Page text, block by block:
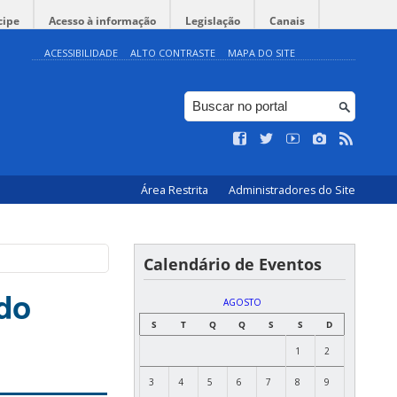
Acesso à informação Legislação Canais
ACESSIBILIDADE ALTO CONTRASTE MAPA DO SITE
Área Restrita Administradores do Site
Calendário de Eventos
AGOSTO
S
T Q Q S S D
1 2
3 4 5 6 7 8 9